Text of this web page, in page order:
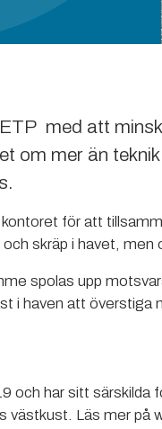
med att
om mer än
för att
skräp i havet,
spolas upp
i haven att överstiga
och har sitt
västkust. Läs mer på